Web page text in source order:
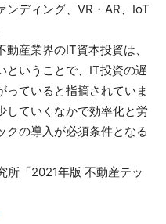
ンディング、VR・AR、IoT
産業界のIT資本投資は、
ということで、IT投資の遅
っていると指摘されていま
していくなかで効率化と労
クの導入が必須条件となる
所「2021年版 不動産テッ